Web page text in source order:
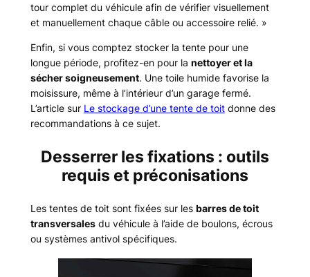
tour complet du véhicule afin de vérifier visuellement
et manuellement chaque câble ou accessoire relié. »
Enfin, si vous comptez stocker la tente pour une
longue période, profitez-en pour la nettoyer et la
sécher soigneusement. Une toile humide favorise la
moisissure, même à l’intérieur d’un garage fermé.
L’article sur Le stockage d’une tente de toitdonne des
recommandations à ce sujet.
Desserrer les fixations : outils
requis et préconisations
Les tentes de toit sont fixées sur les barres de toit
transversalesdu véhicule à l’aide de boulons, écrous
ou systèmes antivol spécifiques.